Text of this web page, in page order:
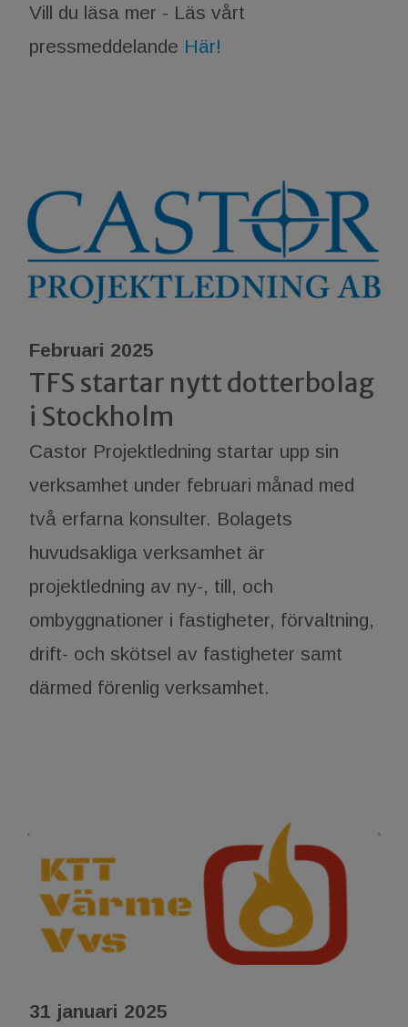
Vill du läsa mer - Läs vårt
pressmeddelande Här!
Februari 2025
TFS startar nytt dotterbolag
i Stockholm
Castor Projektledning startar upp sin
verksamhet under februari månad med
två erfarna konsulter. Bolagets
huvudsakliga verksamhet är
projektledning av ny-, till, och
ombyggnationer i fastigheter, förvaltning,
drift- och skötsel av fastigheter samt
därmed förenlig verksamhet.
31 januari 2025